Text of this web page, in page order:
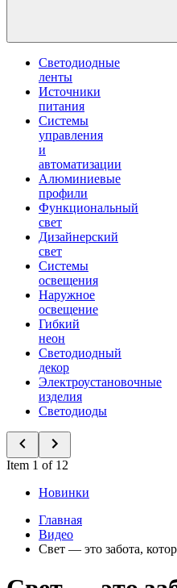
Светодиодные
ленты
Источники
питания
Системы
управления
и
автоматизации
Алюминиевые
профили
Функциональный
свет
Дизайнерский
свет
Системы
освещения
Наружное
освещение
Гибкий
неон
Светодиодный
декор
Электроустановочные
изделия
Светодиоды
Item 1 of 12
Новинки
Главная
Видео
Свет — это забота,